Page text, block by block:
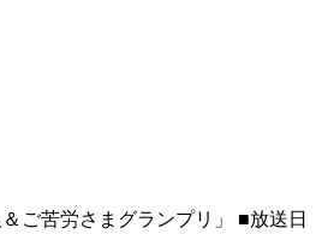
ご苦労さまグランプリ」 ■放送日